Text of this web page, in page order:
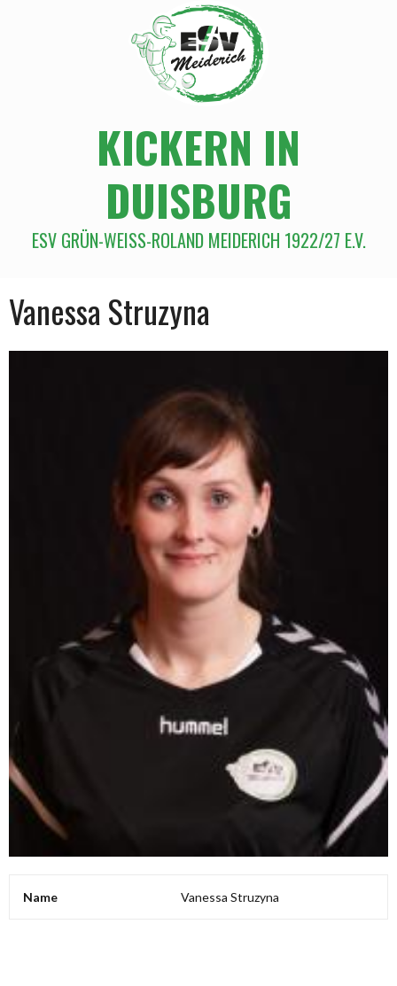
KICKERN IN
DUISBURG
ESV GRÜN-WEISS-ROLAND MEIDERICH 1922/27 E.V.
Vanessa Struzyna
Name Vanessa Struzyna